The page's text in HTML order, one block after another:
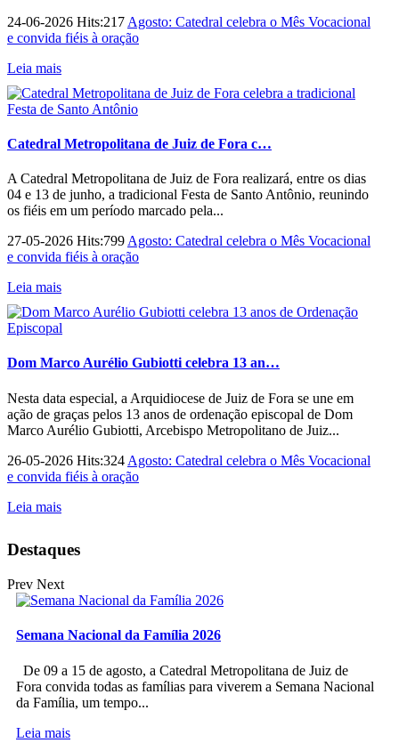
24-06-2026 Hits:217 Agosto: Catedral celebra o Mês Vocacional
e convida fiéis à oração
Leia mais
Catedral Metropolitana de Juiz de Fora c…
A Catedral Metropolitana de Juiz de Fora realizará, entre os dias
04 e 13 de junho, a tradicional Festa de Santo Antônio, reunindo
os fiéis em um período marcado pela...
27-05-2026 Hits:799 Agosto: Catedral celebra o Mês Vocacional
e convida fiéis à oração
Leia mais
Dom Marco Aurélio Gubiotti celebra 13 an…
Nesta data especial, a Arquidiocese de Juiz de Fora se une em
ação de graças pelos 13 anos de ordenação episcopal de Dom
Marco Aurélio Gubiotti, Arcebispo Metropolitano de Juiz...
26-05-2026 Hits:324 Agosto: Catedral celebra o Mês Vocacional
e convida fiéis à oração
Leia mais
Destaques
Prev Next
Semana Nacional da Família 2026
De 09 a 15 de agosto, a Catedral Metropolitana de Juiz de
Fora convida todas as famílias para viverem a Semana Nacional
da Família, um tempo...
Leia mais